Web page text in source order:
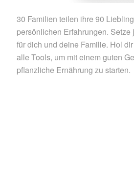
30 Familien teilen ihre 90
persönlichen Erfahrungen. Setze
für dich und deine Familie. Hol
alle Tools, um mit einem guten
pflanzliche Ernährung zu starten.